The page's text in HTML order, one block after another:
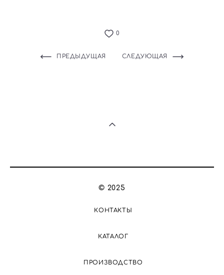
0
ПРЕДЫДУЩАЯ СЛЕДУЮЩАЯ
© 2025
КОНТАКТЫ
КАТАЛОГ
ПРОИЗВОДСТВО